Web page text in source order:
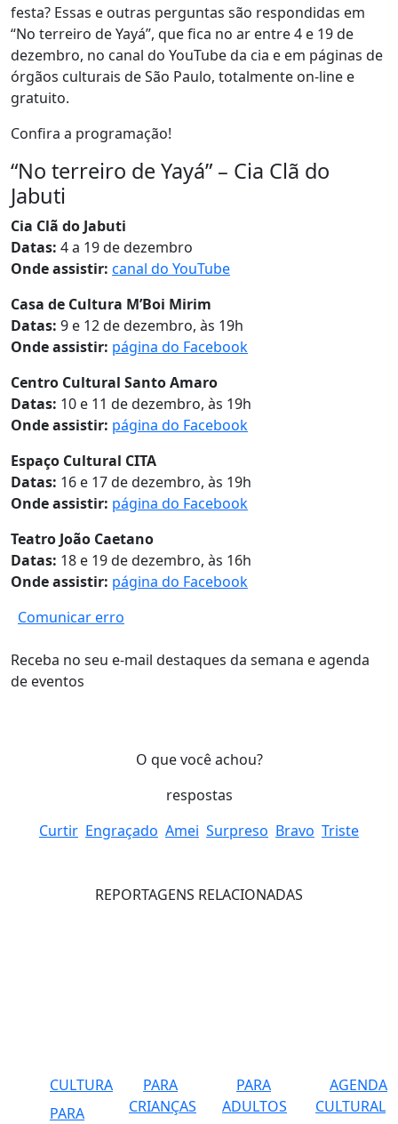
festa? Essas e outras perguntas são respondidas em
“No terreiro de Yayá”, que fica no ar entre 4 e 19 de
dezembro, no canal do YouTube da cia e em páginas de
órgãos culturais de São Paulo, totalmente on-line e
gratuito.
Confira a programação!
“No terreiro de Yayá” – Cia Clã do
Jabuti
Cia Clã do Jabuti
Datas: 4 a 19 de dezembro
Onde assistir: canal do YouTube
Casa de Cultura M’Boi Mirim
Datas: 9 e 12 de dezembro, às 19h
Onde assistir: página do Facebook
Centro Cultural Santo Amaro
Datas: 10 e 11 de dezembro, às 19h
Onde assistir: página do Facebook
Espaço Cultural CITA
Datas: 16 e 17 de dezembro, às 19h
Onde assistir: página do Facebook
Teatro João Caetano
Datas: 18 e 19 de dezembro, às 16h
Onde assistir: página do Facebook
Comunicar erro
Receba no seu e-mail destaques da semana e agenda
de eventos
O que você achou?
respostas
Curtir Engraçado Amei Surpreso Bravo Triste
REPORTAGENS RELACIONADAS
CULTURA
PARA
PARA
CRIANÇAS
PARA
ADULTOS
AGENDA
CULTURAL